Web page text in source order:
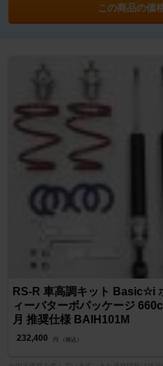
この商品の価
RS-R 車高調キット Basic☆i
ィーバターボパッケージ
月 推奨仕様 BAIH101M
232,400 円 （税込）